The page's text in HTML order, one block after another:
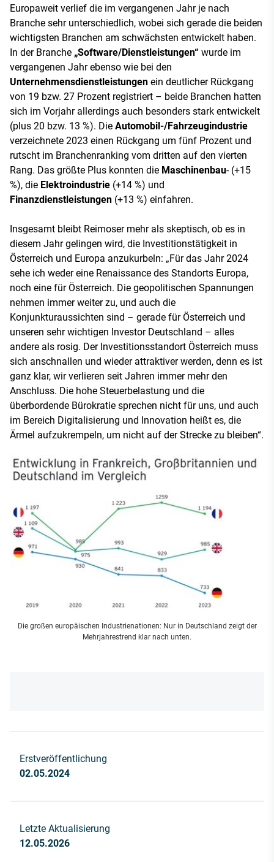
Europaweit verlief die im vergangenen Jahr je nach
Branche sehr unterschiedlich, wobei sich gerade die beiden
wichtigsten Branchen am schwächsten entwickelt haben.
In der Branche „Software/Dienstleistungen“ wurde im
vergangenen Jahr ebenso wie bei den
Unternehmensdienstleistungen ein deutlicher Rückgang
von 19 bzw. 27 Prozent registriert – beide Branchen hatten
sich im Vorjahr allerdings auch besonders stark entwickelt
(plus 20 bzw. 13 %). Die Automobil-/Fahrzeugindustrie
verzeichnete 2023 einen Rückgang um fünf Prozent und
rutscht im Branchenranking vom dritten auf den vierten
Rang. Das größte Plus konnten die Maschinenbau- (+15
%), die Elektroindustrie (+14 %) und
Finanzdienstleistungen (+13 %) einfahren.
Insgesamt bleibt Reimoser mehr als skeptisch, ob es in
diesem Jahr gelingen wird, die Investitionstätigkeit in
Österreich und Europa anzukurbeln: „Für das Jahr 2024
sehe ich weder eine Renaissance des Standorts Europa,
noch eine für Österreich. Die geopolitischen Spannungen
nehmen immer weiter zu, und auch die
Konjunkturaussichten sind – gerade für Österreich und
unseren sehr wichtigen Investor Deutschland – alles
andere als rosig. Der Investitionsstandort Österreich muss
sich anschnallen und wieder attraktiver werden, denn es ist
ganz klar, wir verlieren seit Jahren immer mehr den
Anschluss. Die hohe Steuerbelastung und die
überbordende Bürokratie sprechen nicht für uns, und auch
im Bereich Digitalisierung und Innovation heißt es, die
Ärmel aufzukrempeln, um nicht auf der Strecke zu bleiben“.
Die großen europäischen Industrienationen: Nur in Deutschland zeigt der
Mehrjahrestrend klar nach unten.
Erstveröffentlichung
02.05.2024
Letzte Aktualisierung
12.05.2026